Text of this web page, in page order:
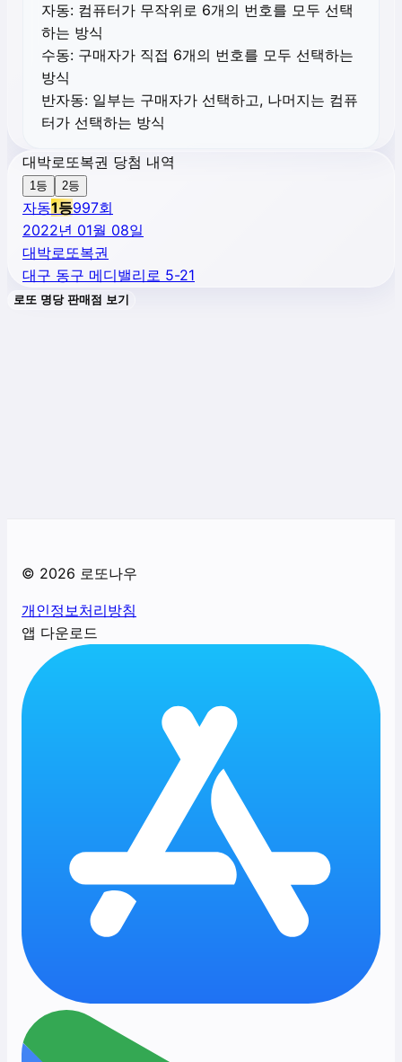
자동: 컴퓨터가 무작위로 6개의 번호를 모두 선택
하는 방식
수동: 구매자가 직접 6개의 번호를 모두 선택하는
방식
반자동: 일부는 구매자가 선택하고, 나머지는 컴퓨
터가 선택하는 방식
대박로또복권 당첨 내역
1등 2등
자동1등997회
2022년 01월 08일
대박로또복권
대구 동구 메디밸리로 5-21
로또 명당 판매점 보기
© 2026 로또나우
개인정보처리방침
앱 다운로드